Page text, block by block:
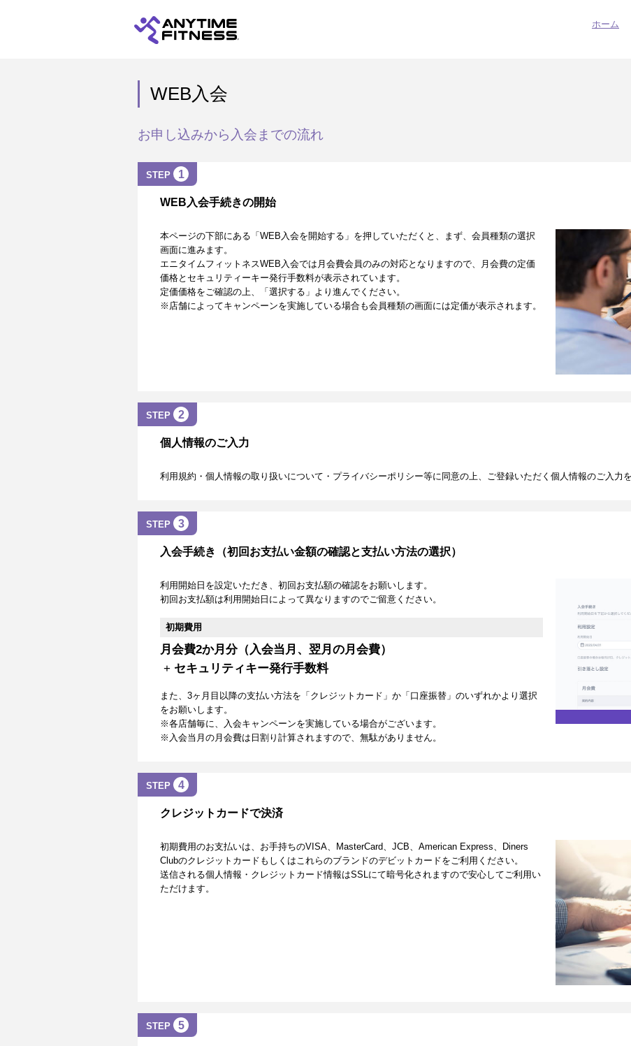
ホーム
WEB入会
お申し込みから入会までの流れ
STEP 1
WEB入会手続きの開始
本ページの下部にある「WEB入会を開始する」を押していただくと、まず、会員種類の選択
画面に進みます。
エニタイムフィットネスWEB入会では月会費会員のみの対応となりますので、月会費の定価
価格とセキュリティーキー発行手数料が表示されています。
定価価格をご確認の上、「選択する」より進んでください。
※店舗によってキャンペーンを実施している場合も会員種類の画面には定価が表示されます。
STEP 2
個人情報のご入力
利用規約・個人情報の取り扱いについて・プライバシーポリシー等に同意の上、ご登録いただく個人情報のご入力を
STEP 3
入会手続き（初回お支払い金額の確認と支払い方法の選択）
利用開始日を設定いただき、初回お支払額の確認をお願いします。
初回お支払額は利用開始日によって異なりますのでご留意ください。
初期費用
月会費2か月分（入会当月、翌月の月会費）
+ セキュリティキー発行手数料
また、3ヶ月目以降の支払い方法を「クレジットカード」か「口座振替」のいずれかより選択
をお願いします。
※各店舗毎に、入会キャンペーンを実施している場合がございます。
※入会当月の月会費は日割り計算されますので、無駄がありません。
STEP 4
クレジットカードで決済
初期費用のお支払いは、お手持ちのVISA、MasterCard、JCB、American Express、Diners
Clubのクレジットカードもしくはこれらのブランドのデビットカードをご利用ください。
送信される個人情報・クレジットカード情報はSSLにて暗号化されますので安心してご利用い
ただけます。
STEP 5